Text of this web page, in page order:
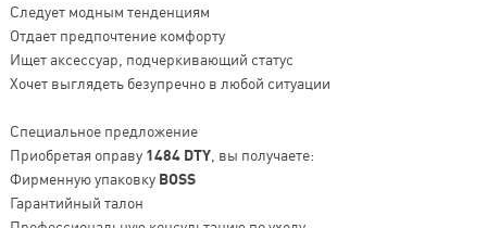
Следует модным тенденциям
Отдает предпочтение комфорту
Ищет аксессуар, подчеркивающий статус
Хочет выглядеть безупречно в любой ситуации
Специальное предложение
Приобретая оправу 1484 DTY, вы получаете:
Фирменную упаковку BOSS
Гарантийный талон